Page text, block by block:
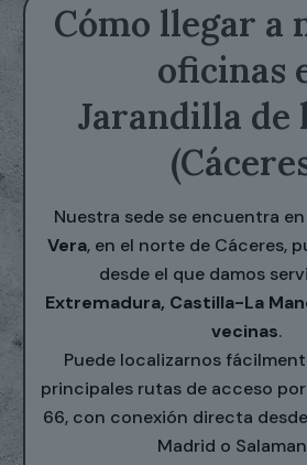
Cómo llegar a
oficinas
Jarandilla de
Nuestra sede se encuentra en
Vera, en el norte de Cáceres,
desde el que damos
Extremadura, Castilla-La
vecinas.
Puede localizarnos
principales rutas de acceso
66, con conexión directa
Madrid o